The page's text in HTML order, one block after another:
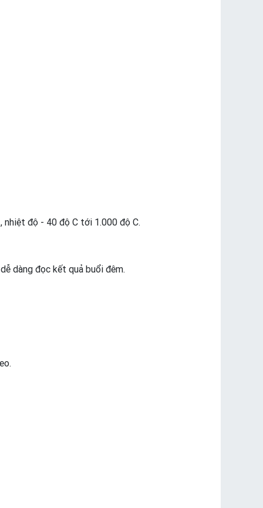
độ - 40 độ C tới 1.000 độ C.
dàng đọc kết quả buổi đêm.